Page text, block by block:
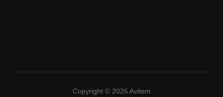
Copyright © 2026 Avitem